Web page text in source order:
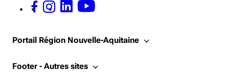
FACEBOOK - OUVERTURE DANS UNE NOUVELLE FENÊTRE
INSTAGRAM - OUVERTURE DANS UNE NOUVELLE FENÊTRE
LINKEDIN - OUVERTURE DANS UNE NOUVELLE FENÊTRE
YOUTUBE - OUVERTURE DANS UNE NOUVELLE FENÊTRE
Portail Région Nouvelle-Aquitaine
Footer - Autres sites